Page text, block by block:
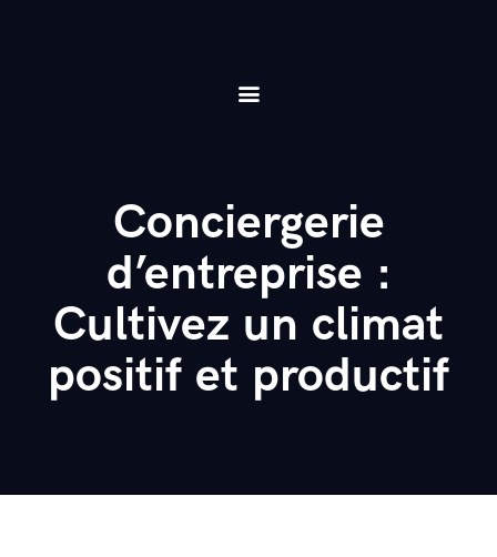
Conciergerie
d’entreprise :
Cultivez un climat
positif et productif
Contact